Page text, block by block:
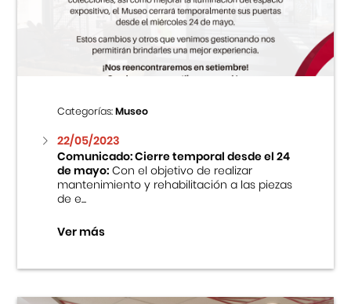
Centro Cultural Peruano Japonés
Museo de la Inmigración Japonesa
Fondo Editorial
Teatro Peruano Japonés
Categorías:Museo
22/05/2023
Comunicado: Cierre temporal desde el 24
de mayo:Con el objetivo de realizar
mantenimiento y rehabilitación a las piezas
de e...
Ver más